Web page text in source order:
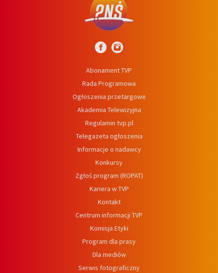
Abonament TVP
Rada Programowa
Ogłoszenia przetargowe
Akademia Telewizyjna
Regulamin tvp.pl
Telegazeta ogłoszenia
Informacje o nadawcy
Konkursy
Zgłoś program (ROPAT)
Kariera w TVP
Kontakt
Centrum informacji TVP
Komisja Etyki
Program dla prasy
Dla mediów
Serwis fotograficzny